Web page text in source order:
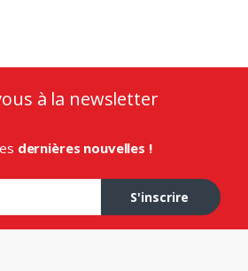
à la newsletter
dernières nouvelles !
S'inscrire